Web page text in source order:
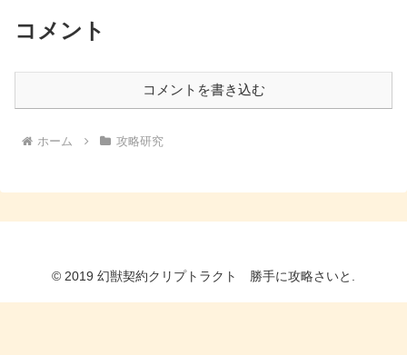
コメント
コメントを書き込む
ホーム 攻略研究
© 2019 幻獣契約クリプトラクト 勝手に攻略さいと.